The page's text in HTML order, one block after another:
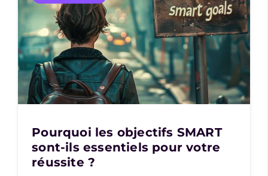
Pourquoi les objectifs SMART
sont-ils essentiels pour votre
réussite ?